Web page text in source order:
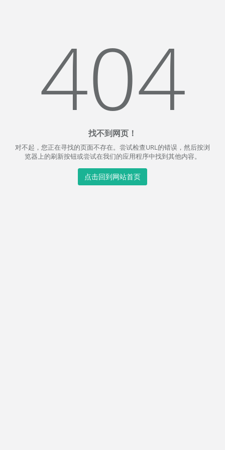
404
找不到网页！
对不起，您正在寻找的页面不存在。尝试检查URL的错误，然后按浏
览器上的刷新按钮或尝试在我们的应用程序中找到其他内容。
点击回到网站首页